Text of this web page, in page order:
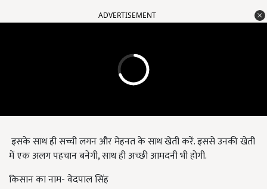
ADVERTISEMENT
इसके साथ ही सच्ची लगन और मेहनत के साथ खेती करें. इससे उनकी खेती
में एक अलग पहचान बनेगी, साथ ही अच्छी आमदनी भी होगी.
किसान का नाम- वेदपाल सिंह